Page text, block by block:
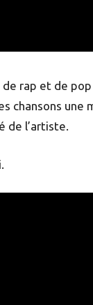
rap et de
chansons une
de l’artiste.